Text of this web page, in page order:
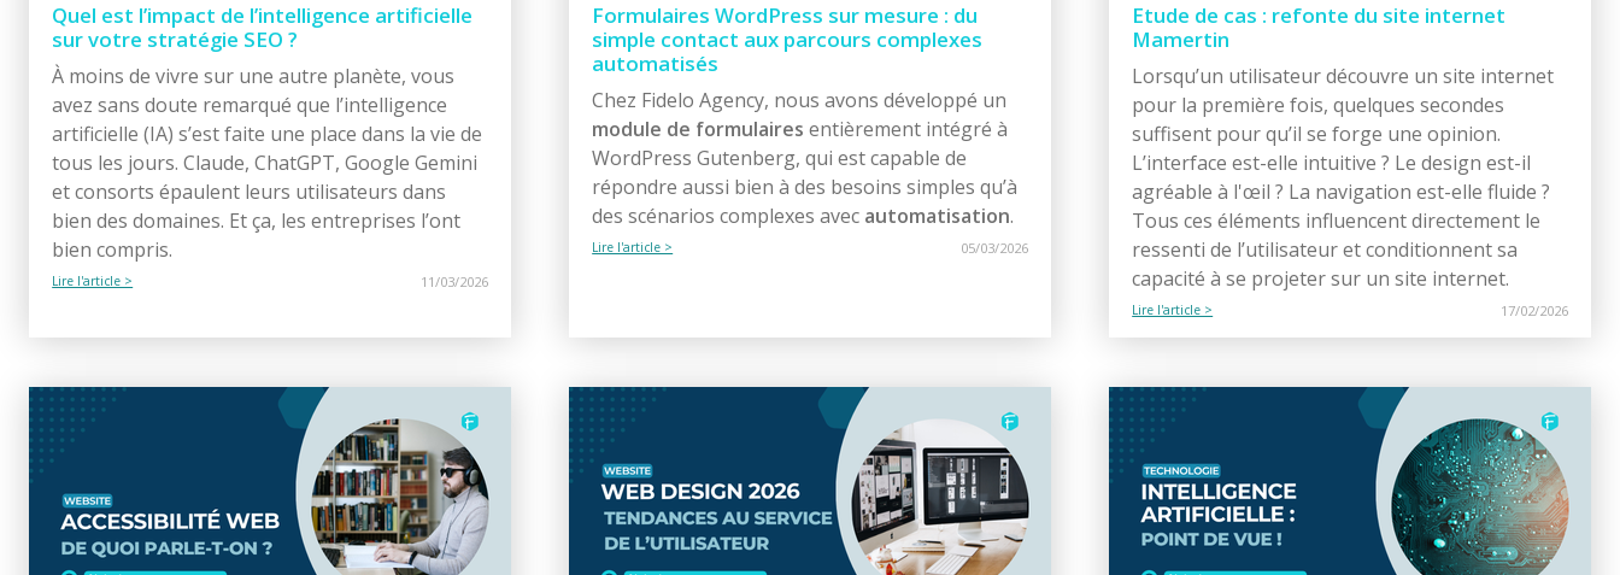
Quel est l’impact de l’intelligence artificielle
sur votre stratégie SEO ?
À moins de vivre sur une autre planète, vous
avez sans doute remarqué que l’intelligence
artificielle (IA) s’est faite une place dans la vie de
tous les jours. Claude, ChatGPT, Google Gemini
et consorts épaulent leurs utilisateurs dans
bien des domaines. Et ça, les entreprises l’ont
bien compris.
Lire l'article > 11/03/2026
Formulaires WordPress sur mesure : du
simple contact aux parcours complexes
automatisés
Chez Fidelo Agency, nous avons développé un
module de formulaires entièrement intégré à
WordPress Gutenberg, qui est capable de
répondre aussi bien à des besoins simples qu’à
des scénarios complexes avec automatisation.
Lire l'article > 05/03/2026
Etude de cas : refonte du site internet
Mamertin
Lorsqu’un utilisateur découvre un site internet
pour la première fois, quelques secondes
suffisent pour qu’il se forge une opinion.
L’interface est-elle intuitive ? Le design est-il
agréable à l'œil ? La navigation est-elle fluide ?
Tous ces éléments influencent directement le
ressenti de l’utilisateur et conditionnent sa
capacité à se projeter sur un site internet.
Lire l'article > 17/02/2026